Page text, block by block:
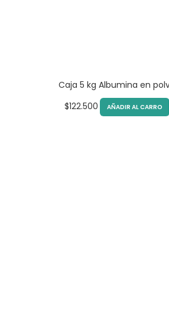
Caja 5 kg Albumina en
$122.500 AÑADIR AL CARRO